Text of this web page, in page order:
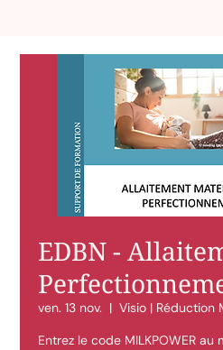
EDBN -
ven. 13 nov.
  |
Visio | Réduction
Entrez le code MILKPOWER